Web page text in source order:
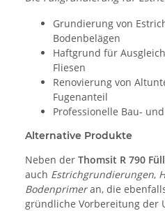
Grundierung von
Bodenbelägen
Haftgrund für
Fliesen
Renovierung von
Fugenanteil
Professionelle Bau-
Alternative Produkte
Neben der Thomsit R 790
auch Estrichgrundierungen,
Bodenprimeran, die
gründliche Vorbereitung der